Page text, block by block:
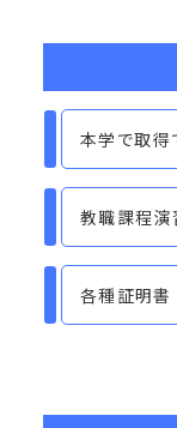
本学で取得
教職課程演
各種証明書